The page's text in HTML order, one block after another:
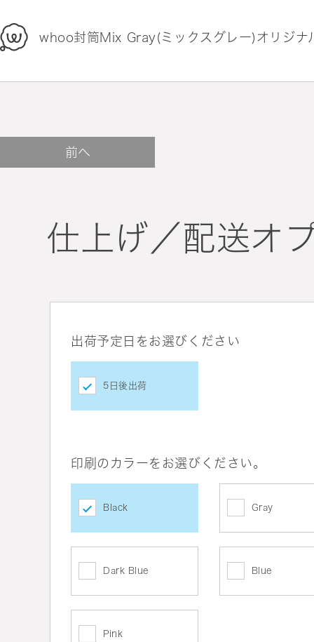
whoo
whoo封筒Mix Gray(ミックスグレー)オリジ
前へ
仕上げ／配送オ
出荷予定日をお選びください
5日後出荷
印刷のカラーをお選びください。
Black Gray
Dark Blue Blue
Pink